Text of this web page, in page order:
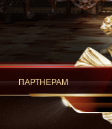
ПАРТНЕРАМ